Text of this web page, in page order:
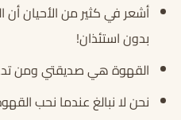
أشعر في كثير من الأحيان
بدون استئذان!
القهوة هي صديقتي ومن
نحن لا نبالغ عندما نحب